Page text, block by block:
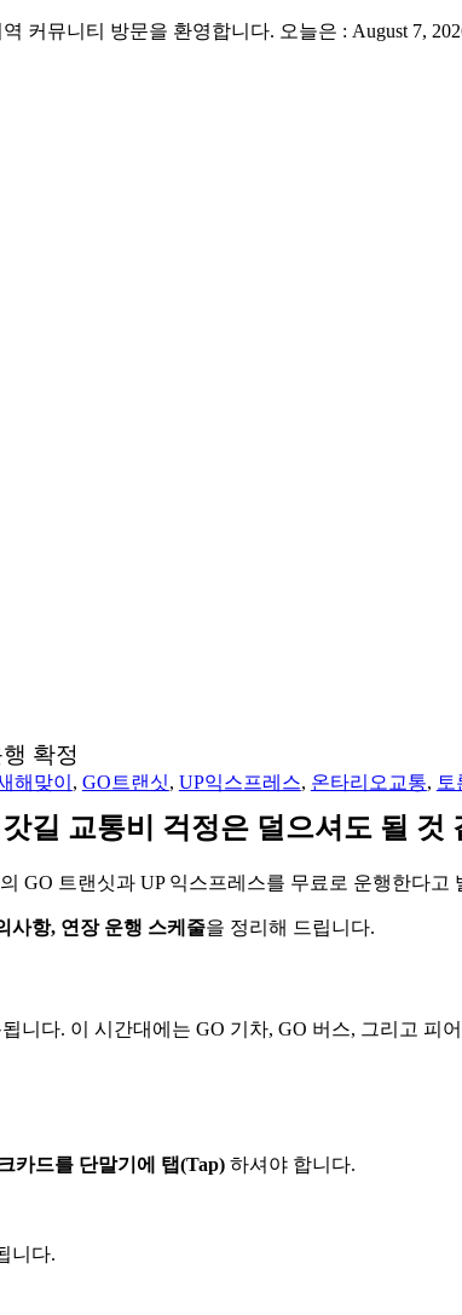
커뮤니티 방문을 환영합니다. 오늘은 : August 7,
확정
해맞이 , GO트랜싯, UP익스프레스, 온타리오교통, 토
길 교통비 걱정은 덜으셔도 될 것
GO 트랜싯과 UP 익스프레스를 무료로 운행한다고
사항, 연장 운행 스케줄을 정리해 드립니다.
니다. 이 시간대에는 GO 기차, GO 버스, 그리고 피
카드를 단말기에 탭(Tap) 하셔야 합니다.
니다.